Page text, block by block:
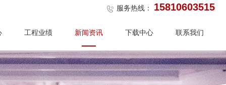
服务热线： 15810603515
工程业绩 新闻资讯 下载中心 联系我们